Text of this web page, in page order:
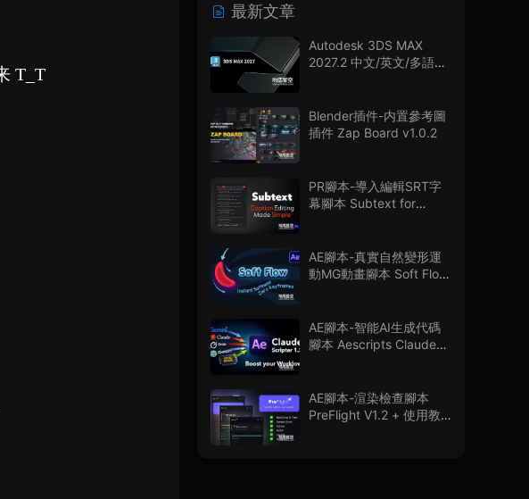
最新文章
Autodesk 3DS MAX
2027.2 中文/英文/多語言
Blender插件-内置參考圖
插件 Zap Board v1.0.2
PR腳本-導入編輯SRT字
幕腳本 Subtext for
AE腳本-真實自然變形運
動MG動畫腳本 Soft Flow
AE腳本-智能AI生成代碼
腳本 Aescripts Claude
AE腳本-渲染檢查腳本
PreFlight V1.2 + 使用教